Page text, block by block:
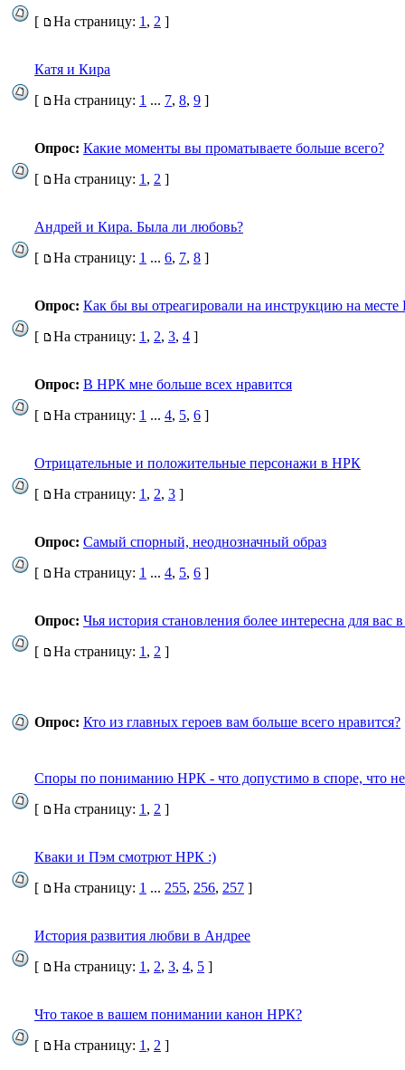
[
На страницу: 1 , 2 ]
Катя и Кира
[
На страницу: 1 ... 7, 8, 9 ]
Опрос: Какие моменты вы проматываете больше всего?
[
На страницу: 1 , 2 ]
Андрей и Кира. Была ли любовь?
[
На страницу: 1 ... 6, 7, 8 ]
Опрос: Как бы вы отреагировали на инструкцию на месте
[
На страницу: 1 , 2, 3, 4 ]
Опрос: В НРК мне больше всех нравится
[
На страницу: 1 ... 4, 5, 6 ]
Отрицательные и положительные персонажи в НРК
[
На страницу: 1 , 2, 3 ]
Опрос: Самый спорный, неоднозначный образ
[
На страницу: 1 ... 4, 5, 6 ]
Опрос: Чья история становления более интересна для вас
[
На страницу: 1 , 2 ]
Опрос: Кто из главных героев вам больше всего нравится?
Споры по пониманию НРК - что допустимо в споре, что
[
На страницу: 1 , 2 ]
Кваки и Пэм смотрют НРК :)
[
На страницу: 1 ... 255, 256, 257 ]
История развития любви в Андрее
[
На страницу: 1 , 2, 3, 4, 5 ]
Что такое в вашем понимании канон НРК?
[
На страницу: 1 , 2 ]